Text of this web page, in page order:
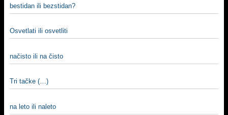
bestidan ili bezstidan?
Osvetlati ili osvetliti
načisto ili na čisto
Tri tačke (…)
na leto ili naleto